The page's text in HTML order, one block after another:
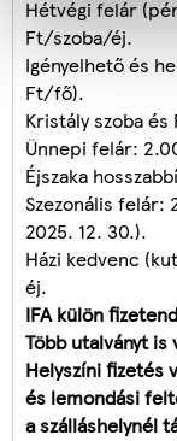
Hétvégi felár
Ft/szoba/éj.
Igényelhető és
Ft/fő).
Kristály szoba
Ünnepi felár:
Éjszaka
Szezonális felár:
2025. 12. 30.).
Házi kedvenc
éj.
IFA külön
Több utalványt is
Helyszíni fizetés
és lemondási
a szálláshelynél